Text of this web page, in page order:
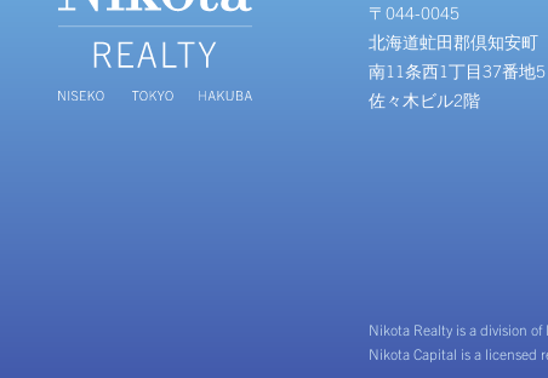
〒044-0045
北海道虻田郡倶知安町
南11条西1丁目37番地5
佐々木ビル2階
Nikota Realty is a division of
Nikota Capital is a licensed